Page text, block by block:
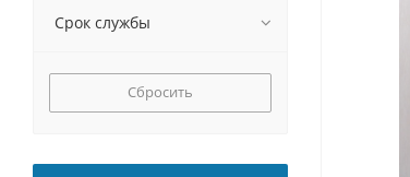
Срок службы
Сбросить